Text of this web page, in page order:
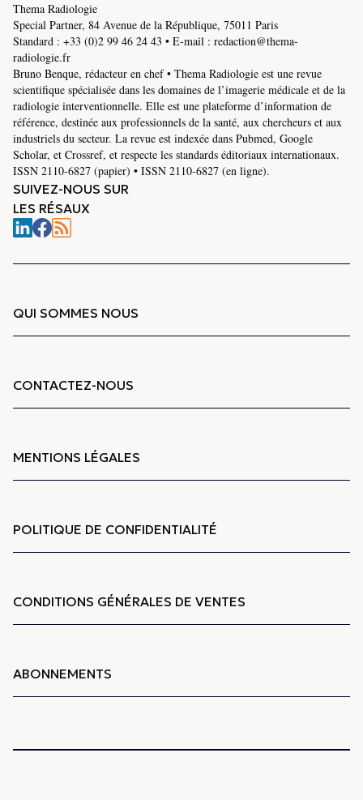
Thema Radiologie
Special Partner, 84 Avenue de la République, 75011 Paris
Standard : +33 (0)2 99 46 24 43 • E-mail : redaction@thema-
radiologie.fr
Bruno Benque, rédacteur en chef • Thema Radiologie est une revue
scientifique spécialisée dans les domaines de l’imagerie médicale et de la
radiologie interventionnelle. Elle est une plateforme d’information de
référence, destinée aux professionnels de la santé, aux chercheurs et aux
industriels du secteur. La revue est indexée dans Pubmed, Google
Scholar, et Crossref, et respecte les standards éditoriaux internationaux.
ISSN 2110-6827 (papier) • ISSN 2110-6827 (en ligne).
SUIVEZ-NOUS SUR
LES RÉSAUX
QUI SOMMES NOUS
CONTACTEZ-NOUS
MENTIONS LÉGALES
POLITIQUE DE CONFIDENTIALITÉ
CONDITIONS GÉNÉRALES DE VENTES
ABONNEMENTS